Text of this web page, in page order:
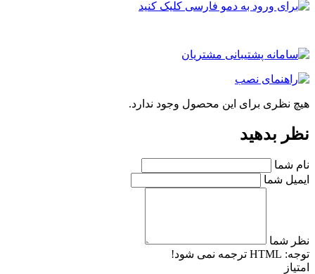
نظری برای این محصول وجود ندارد.
بدهید
شما
شما
شما
HTML ترجمه نمی شود!